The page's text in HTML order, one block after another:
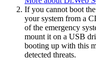
If you cannot boot
your system from a
of the emergency
mount it on a USB
booting up with this
detected threats.